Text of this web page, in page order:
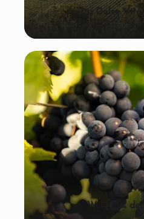
La Dolce
Wein aus